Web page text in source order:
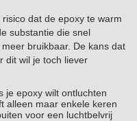
dat de epoxy te warm
substantie die snel
bruikbaar. De kans dat
dit wil je toch liever
je epoxy wilt ontluchten
alleen maar enkele keren
voor een luchtbelvrij